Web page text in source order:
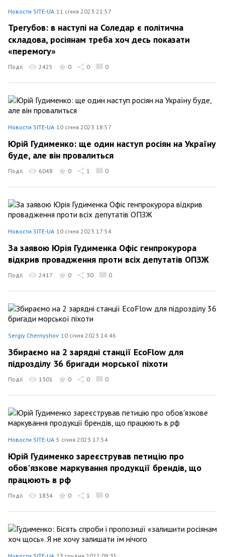
Новости SITE-UA 11 січня 2023 21:57
Трегубов: в наступі на Соледар є політична
складова, росіянам треба хоч десь показати
«перемогу»
Події 2425 0 0 0
Новости SITE-UA 10 січня 2023 18:57
Юрій Гудименко: ще один наступ росіян на Україну
буде, але він провалиться
Події 6048 0 1 0
Новости SITE-UA 10 січня 2023 17:54
За заявою Юрія Гудименка Офіс генпрокурора
відкрив провадження проти всіх депутатів ОПЗЖ
Події 2417 0 30 0
Sergiy Chernyshov 10 січня 2023 14:46
Збираємо на 2 зарядні станції EcoFlow для
підрозділу 36 бригади морської піхоти
Події 1301 0 0 0
Новости SITE-UA 5 січня 2023 17:54
Юрій Гудименко зареєстрував петицію про
обов'язкове маркування продукції брендів, що
працюють в рф
Події 1834 0 1 0
Новости SITE-UA 23 грудня 2022 09:35